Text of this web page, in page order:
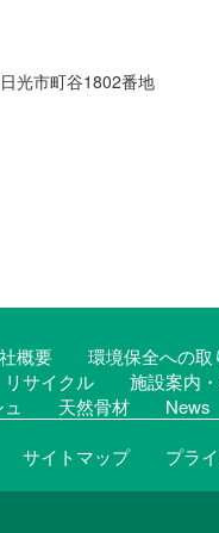
光市町谷1802番地
概要
環境保全への取
サイクル
施設案内
天然骨材 News
サイトマップ プラ